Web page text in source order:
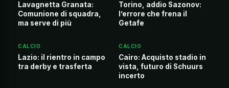
Lavagnetta Granata:
Comunione di squadra,
ma serve di più
Torino, addio Sazonov:
l’errore che frena il
Getafe
CALCIO
Lazio: il rientro in campo
tra derby e trasferta
CALCIO
Cairo: Acquisto stadio in
vista, futuro di Schuurs
incerto